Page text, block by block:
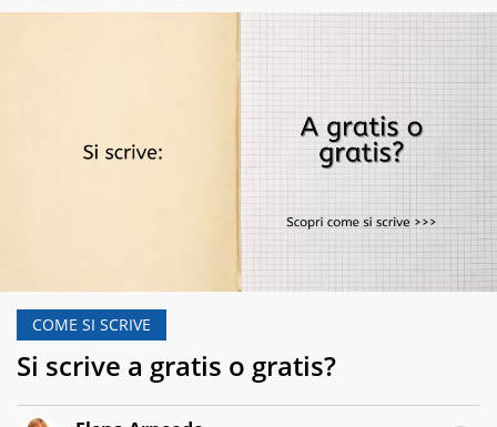
COME SI SCRIVE
Si scrive a gratis o gratis?